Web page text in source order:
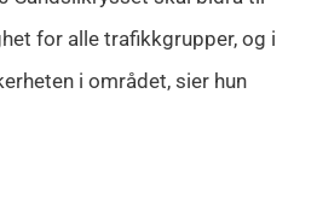
for alle trafikkgrupper, og i
i området, sier hun